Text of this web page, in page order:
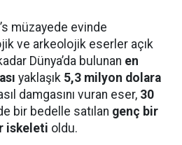
müzayede evinde
ve arkeolojik eserler açık
Dünya’da bulunan en
yaklaşık 5,3 milyon dolara
damgasını vuran eser, 30
bir bedelle satılan genç bir
iskeleti oldu.